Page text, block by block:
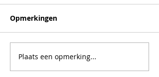
Opmerkingen
Plaats een opmerking...